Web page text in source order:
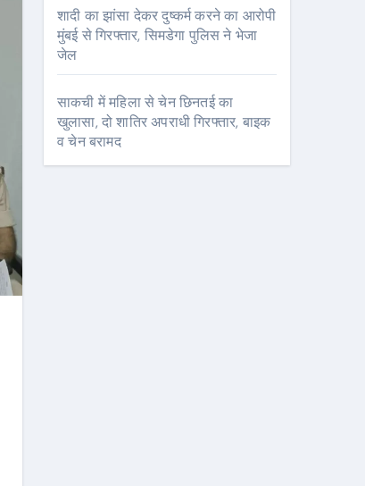
शादी का झांसा देकर दुष्कर्म करने का आरोपी
मुंबई से गिरफ्तार, सिमडेगा पुलिस ने भेजा
जेल
साकची में महिला से चेन छिनतई का
खुलासा, दो शातिर अपराधी गिरफ्तार, बाइक
व चेन बरामद